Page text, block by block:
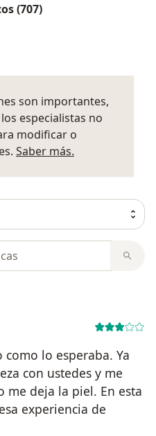
(707)
son importantes,
especialistas no
modificar o
Saber más.
lo esperaba. Ya
con ustedes y me
me deja la piel. En esta
experiencia de